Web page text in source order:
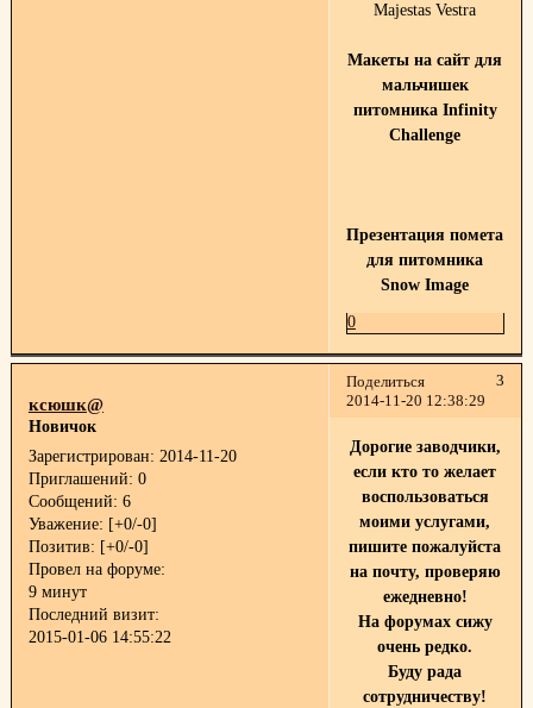
Majestas Vestra
Макеты на сайт для
мальчишек
питомника Infinity
Challenge
Презентация помета
для питомника
Snow Image
0
Поделиться
3
2014-11-20 12:38:29
ксюшк@
Новичок
Зарегистрирован: 2014-11-20
Приглашений: 0
Сообщений: 6
Уважение: [+0/-0]
Позитив: [+0/-0]
Провел на форуме:
9 минут
Последний визит:
2015-01-06 14:55:22
Дорогие заводчики,
если кто то желает
воспользоваться
моими услугами,
пишите пожалуйста
на почту, проверяю
ежедневно!
На форумах сижу
очень редко.
Буду рада
сотрудничеству!